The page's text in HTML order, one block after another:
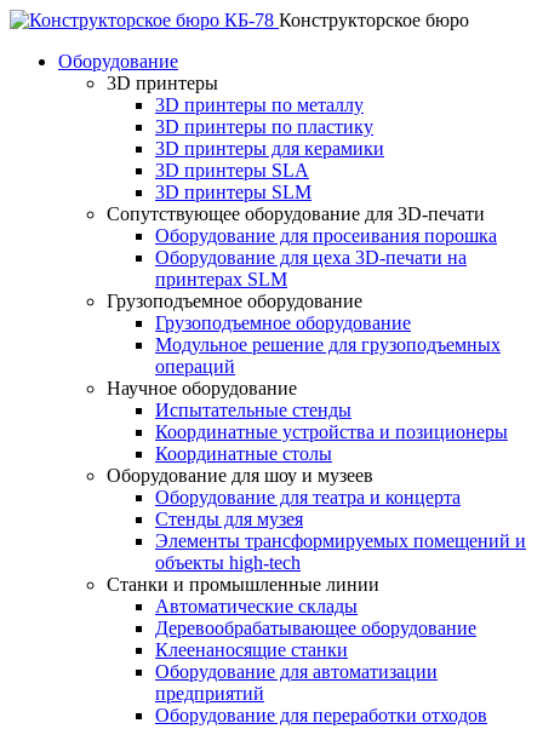
Конструкторское бюро
Оборудование
3D принтеры
3D принтеры по металлу
3D принтеры по пластику
3D принтеры для керамики
3D принтеры SLA
3D принтеры SLM
Сопутствующее оборудование для 3D-печати
Оборудование для просеивания порошка
Оборудование для цеха 3D-печати на
принтерах SLM
Грузоподъемное оборудование
Грузоподъемное оборудование
Модульное решение для грузоподъемных
операций
Научное оборудование
Испытательные стенды
Координатные устройства и позиционеры
Координатные столы
Оборудование для шоу и музеев
Оборудование для театра и концерта
Стенды для музея
Элементы трансформируемых помещений и
объекты high-tech
Станки и промышленные линии
Автоматические склады
Деревообрабатывающее оборудование
Клеенаносящие станки
Оборудование для автоматизации
предприятий
Оборудование для переработки отходов